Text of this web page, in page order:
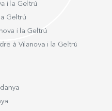
emplacement
i la Geltrú
Geltrú
i la Geltrú
à Vilanova i la Geltrú